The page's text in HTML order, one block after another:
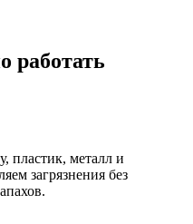
работать
пластик, металл и
загрязнения без